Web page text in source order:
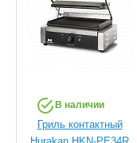
В наличии
Гриль контактный